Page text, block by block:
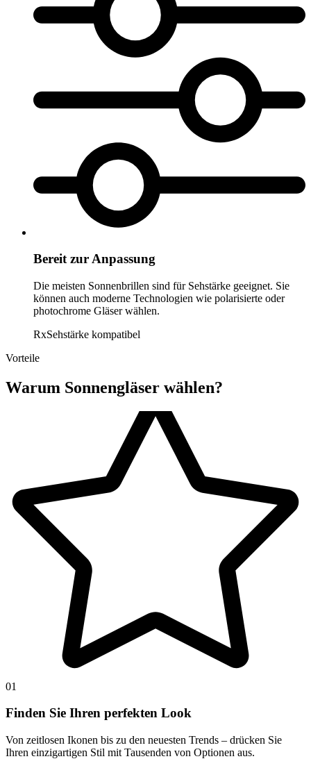
Bereit zur Anpassung
Die meisten Sonnenbrillen sind für Sehstärke geeignet. Sie
können auch moderne Technologien wie polarisierte oder
photochrome Gläser wählen.
RxSehstärke kompatibel
Vorteile
Warum Sonnengläser wählen?
01
Finden Sie Ihren perfekten Look
Von zeitlosen Ikonen bis zu den neuesten Trends – drücken Sie
Ihren einzigartigen Stil mit Tausenden von Optionen aus.